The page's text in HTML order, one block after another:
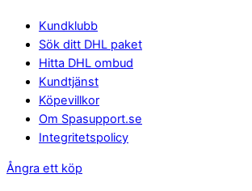
Kundklubb
Sök ditt DHL paket
Hitta DHL ombud
Kundtjänst
Köpevillkor
Om Spasupport.se
Integritetspolicy
Ångra ett köp